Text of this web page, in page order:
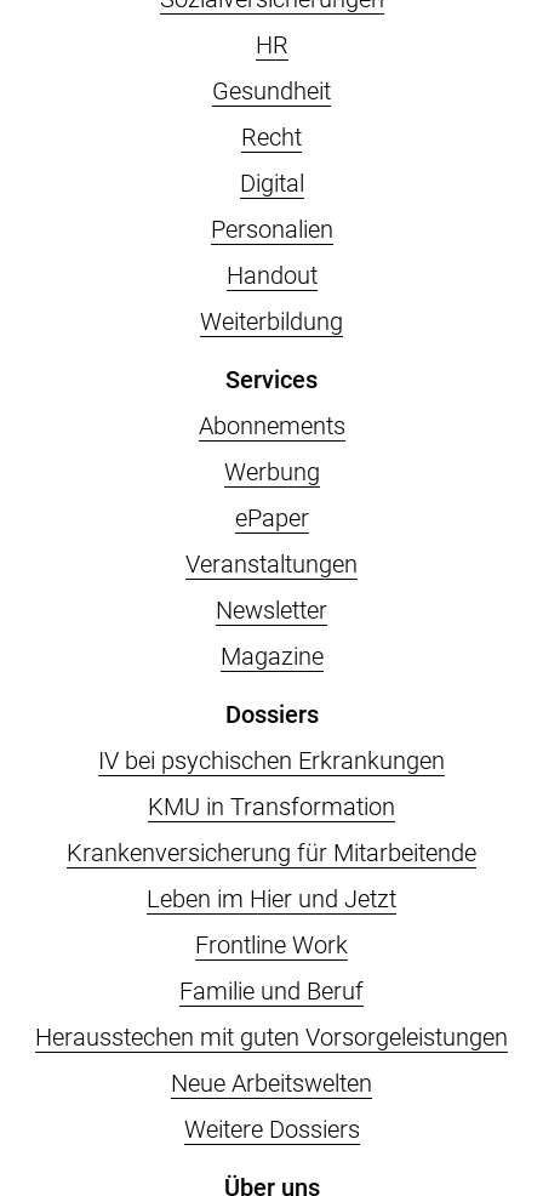
HR
Gesundheit
Recht
Digital
Personalien
Handout
Weiterbildung
Services
Abonnements
Werbung
ePaper
Veranstaltungen
Newsletter
Magazine
Dossiers
IV bei psychischen Erkrankungen
KMU in Transformation
Krankenversicherung für Mitarbeitende
Leben im Hier und Jetzt
Frontline Work
Familie und Beruf
Herausstechen mit guten Vorsorgeleistungen
Neue Arbeitswelten
Weitere Dossiers
Über uns